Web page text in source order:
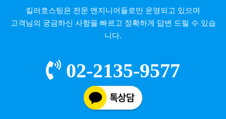
킬러호스팅은 전문 엔지니어들로만 운영되고 있으며
고객님의 궁금하신 사항을 빠르고 정확하게 답변 드릴 수 있습
니다.
02-2135-9577